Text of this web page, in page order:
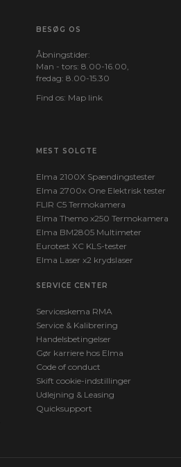
BESØG OS
Åbningstider:
Man - tors: 8.00-16.00,
fredag: 8.00-15.30
Find os: Map link
MEST SOLGTE
Elma 2100X Spændingstester
Elma 2700x One Elektrisk tester
FLIR C5 Termokamera
Elma Themo x250 Termokamera
Elma BM2805 Multimeter
Eurotest XC KLS-tester
Elma Laser x2 krydslaser
SERVICE CENTER
Serviceskema RMA
Service & Kalibrering
Handelsbetingelser
Gør karriere hos Elma
Code of conduct
Skift cookie-indstillinger
Udlejning & Leasing
Quicksupport